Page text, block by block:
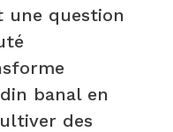
une question
banal en
des